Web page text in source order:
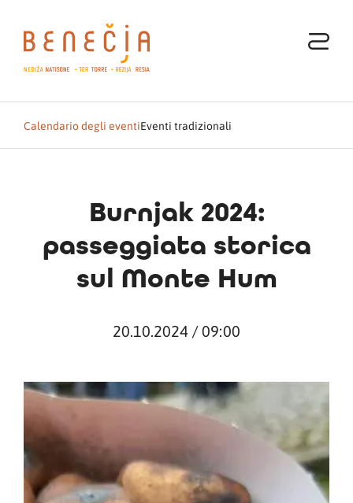
Calendario degli eventiEventi tradizionali
Burnjak 2024:
passeggiata storica
sul Monte Hum
20.10.2024 / 09:00